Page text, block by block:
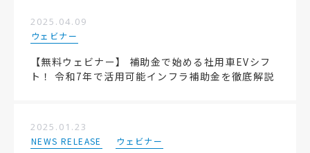
2025.04.09
ウェビナー
【無料ウェビナー】 補助金で始める社用車EVシフ
ト！ 令和7年で活用可能インフラ補助金を徹底解説
2025.01.23
NEWS RELEASE ウェビナー